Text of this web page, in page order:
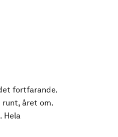
fortfarande.
året om.
Hela